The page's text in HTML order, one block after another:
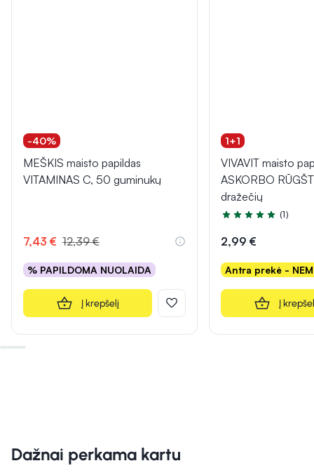
-40%
MEŠKIS maisto papildas
VITAMINAS C, 50 guminukų
7,43 € 12,39 €
% PAPILDOMA NUOLAIDA
Į krepšelį
1+1
VIVAVIT maisto
ASKORBO
dražečių
Įvertinimas 5.0 iš 5
(1)
2,99 €
Antra prekė -
Į
Dažnai perkama kartu